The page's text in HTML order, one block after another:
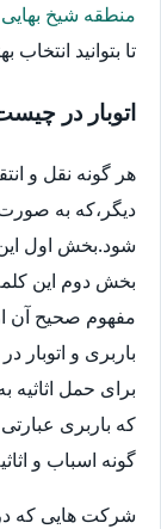
منطقه شیخ بهایی
تا بتوانید
اتوبار در
هر گونه نقل و
دیگر،که به صورت
شود.بخش اول این
بخش دوم این
مفهوم صحیح آن
باربری و اتوبار
برای حمل
که باربری
گونه اسباب و
شرکت هایی که